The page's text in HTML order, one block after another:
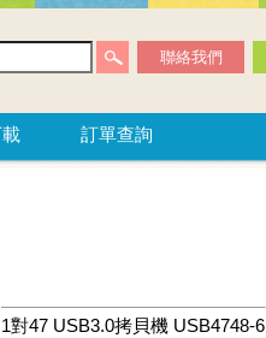
聯絡我們
訂單查詢
1對47 USB3.0拷貝機 USB4748-6